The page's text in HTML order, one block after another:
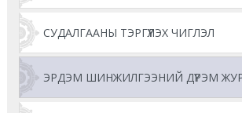
СУДАЛГААНЫ ТЭРГҮҮЛЭХ ЧИГЛЭЛ
ЭРДЭМ ШИНЖИЛГЭЭНИЙ ДҮРЭМ